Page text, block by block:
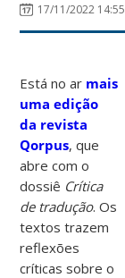
17/11/2022 14:55
Está no ar mais
uma edição
da revista
Qorpus, que
abre com o
dossiê Crítica
de tradução. Os
textos trazem
reflexões
críticas sobre o